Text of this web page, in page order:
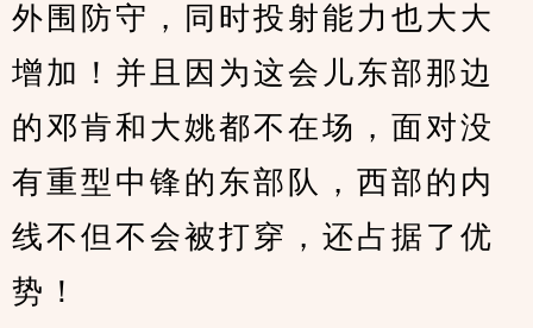
外围防守，同时投射能力也大大
增加！并且因为这会儿东部那边
的邓肯和大姚都不在场，面对没
有重型中锋的东部队，西部的内
线不但不会被打穿，还占据了优
势！